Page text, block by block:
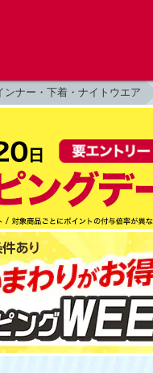
ンナー・下着・ナイトウエア